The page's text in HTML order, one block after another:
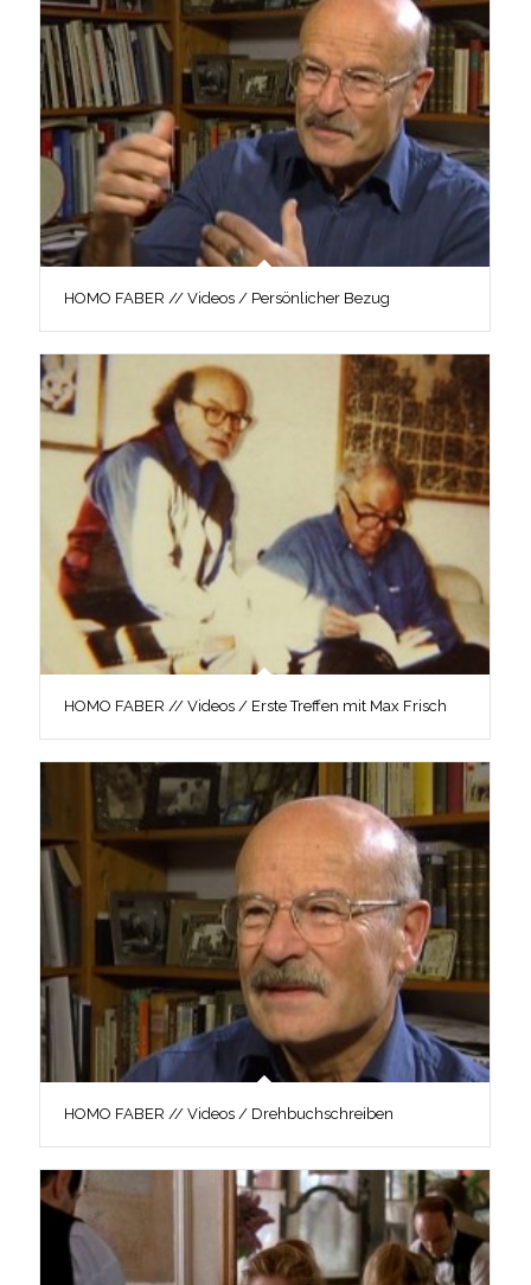
HOMO FABER // Videos / Persönlicher Bezug
HOMO FABER // Videos / Erste Treffen mit Max Frisch
HOMO FABER // Videos / Drehbuchschreiben